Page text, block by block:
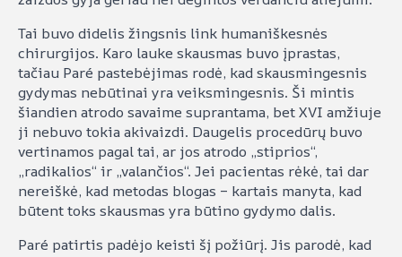
Tai buvo didelis žingsnis link humaniškesnės
chirurgijos. Karo lauke skausmas buvo įprastas,
tačiau Paré pastebėjimas rodė, kad skausmingesnis
gydymas nebūtinai yra veiksmingesnis. Ši mintis
šiandien atrodo savaime suprantama, bet XVI amžiuje
ji nebuvo tokia akivaizdi. Daugelis procedūrų buvo
vertinamos pagal tai, ar jos atrodo „stiprios“,
„radikalios“ ir „valančios“. Jei pacientas rėkė, tai dar
nereiškė, kad metodas blogas – kartais manyta, kad
būtent toks skausmas yra būtino gydymo dalis.
Paré patirtis padėjo keisti šį požiūrį. Jis parodė, kad